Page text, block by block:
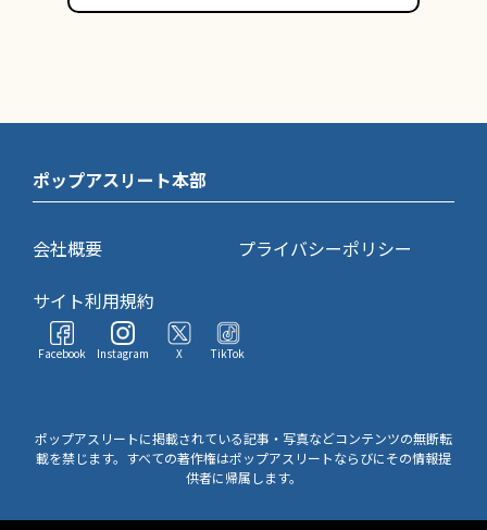
ポップアスリート本部
会社概要
プライバシーポリシー
サイト利用規約
Facebook Instagram X TikTok
ポップアスリートに掲載されている記事・写真などコンテンツの無断転
載を禁じます。すべての著作権はポップアスリートならびにその情報提
供者に帰属します。